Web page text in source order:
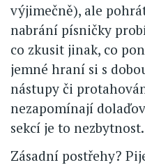
výjimečně), ale
nabrání písničky
co zkusit jinak, co
jemné hraní si s
nástupy či
nezapomínají
sekcí je to nezbytnost.
Zásadní postřehy?